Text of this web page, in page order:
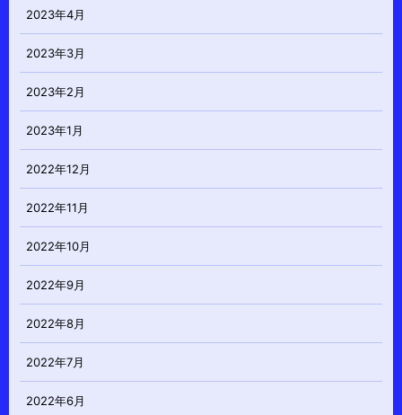
2023年4月
2023年3月
2023年2月
2023年1月
2022年12月
2022年11月
2022年10月
2022年9月
2022年8月
2022年7月
2022年6月